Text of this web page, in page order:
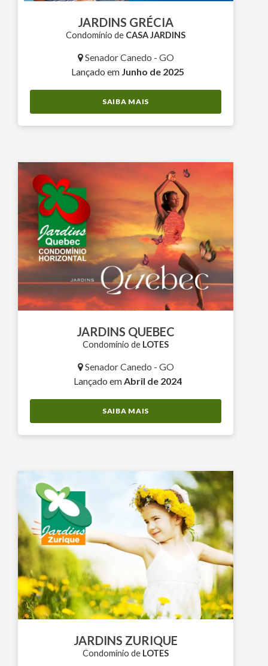
JARDINS GRÉCIA
Condomínio de CASA JARDINS
Senador Canedo - GO
Lançado em Junho de 2025
SAIBA MAIS
JARDINS QUEBEC
Condomínio de LOTES
Senador Canedo - GO
Lançado emAbril de 2024
SAIBA MAIS
JARDINS ZURIQUE
Condomínio de LOTES